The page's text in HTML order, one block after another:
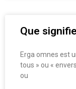
Que
Erga omnes est
tous » ou «
ou